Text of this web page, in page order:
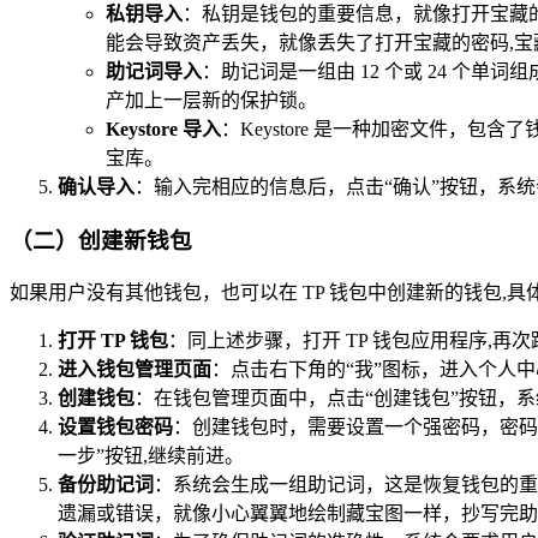
私钥导入：私钥是钱包的重要信息，就像打开宝
能会导致资产丢失，就像丢失了打开宝藏的密码,
助记词导入：助记词是一组由 12 个或 24 个单词
产加上一层新的保护锁。
Keystore 导入：Keystore 是一种加密文件，包含
宝库。
确认导入：输入完相应的信息后，点击“确认”按钮，系
（二）创建新钱包
如果用户没有其他钱包，也可以在 TP 钱包中创建新的钱包,具
打开 TP 钱包：同上述步骤，打开 TP 钱包应用程序,再
进入钱包管理页面 ：点击右下角的“我”图标，进入个人
创建钱包：在钱包管理页面中，点击“创建钱包”按钮，
设置钱包密码：创建钱包时，需要设置一个强密码，密
一步”按钮,继续前进。
备份助记词 ：系统会生成一组助记词，这是恢复钱包的
遗漏或错误，就像小心翼翼地绘制藏宝图一样，抄写完